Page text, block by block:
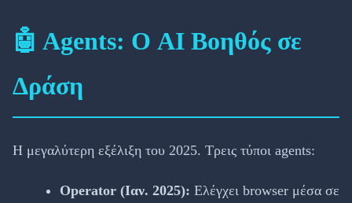
🤖 Agents: Ο AI Βοηθός σε
Δράση
Η μεγαλύτερη εξέλιξη του 2025. Τρεις τύποι agents:
Operator (Ιαν. 2025): Ελέγχει browser μέσα σε